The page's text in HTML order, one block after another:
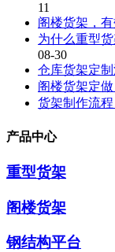
11
阁楼货架，
为什么重型
08-30
仓库货架定制
阁楼货架定
货架制作流
产品中心
重型货架
阁楼货架
钢结构平台